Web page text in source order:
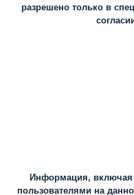
разрешено только в
Информация, включая
пользователями на